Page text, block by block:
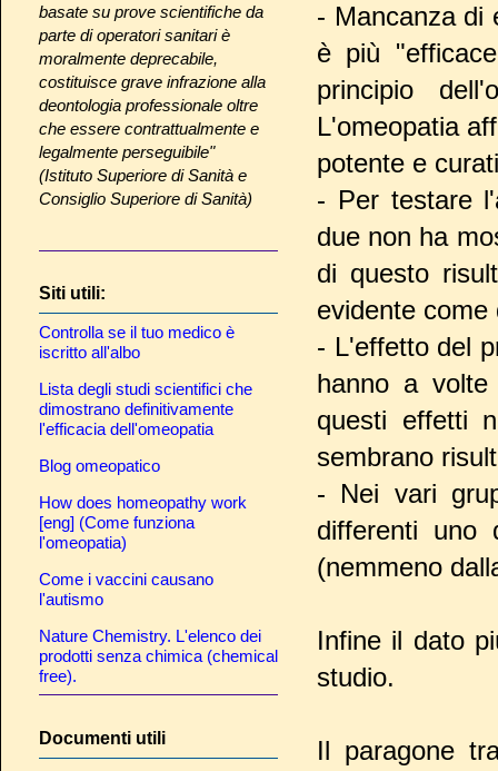
- Mancanza di
è più
principio
L'omeopatia
potente e
- Per testare
due non ha
di questo
evidente come
- L'effetto del
hanno a
questi effetti
sembrano
- Nei vari
differenti uno
(nemmeno
Infine il dato
studio.
Il paragone
basate su prove scientifiche da
parte di operatori sanitari è
moralmente deprecabile,
costituisce grave infrazione alla
deontologia professionale oltre
che essere contrattualmente e
legalmente perseguibile"
(Istituto Superiore di Sanità e
Consiglio Superiore di Sanità)
Siti utili:
Controlla se il tuo medico è
iscritto all'albo
Lista degli studi scientifici che
dimostrano definitivamente
l'efficacia dell'omeopatia
Blog omeopatico
How does homeopathy work
[eng] (Come funziona
l'omeopatia)
Come i vaccini causano
l'autismo
Nature Chemistry. L'elenco dei
prodotti senza chimica (chemical
free).
Documenti utili